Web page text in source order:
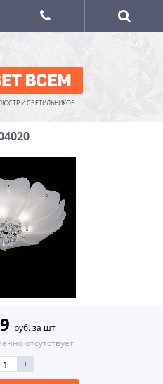
И СВЕТИЛЬНИКОВ
руб. за шт
отсутствует
+